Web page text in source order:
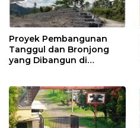
Proyek Pembangunan
Tanggul dan Bronjong
yang Dibangun di